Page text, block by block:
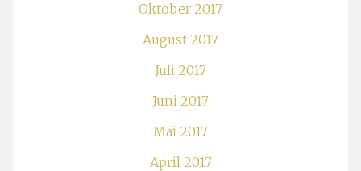
Oktober 2017
August 2017
Juli 2017
Juni 2017
Mai 2017
April 2017